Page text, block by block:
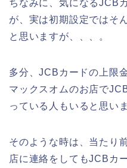
ちなみに、気になるJCB
が、実は初期設定ではそ
と思いますが、、、。
多分、JCBカードの上限
マックスオムのお店で
っている人もいると思いま
そのような時は、当たり
店に連絡をしてもJCBカ